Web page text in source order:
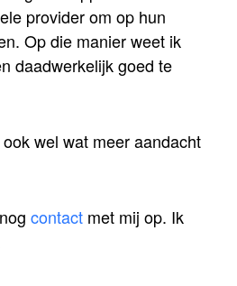
provider om op hun
Op die manier weet ik
daadwerkelijk goed te
wel wat meer aandacht
contact met mij op. Ik